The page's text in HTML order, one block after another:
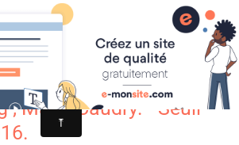
/ Isabelle Chavigny ;
; Marie Caudry. - Seuil